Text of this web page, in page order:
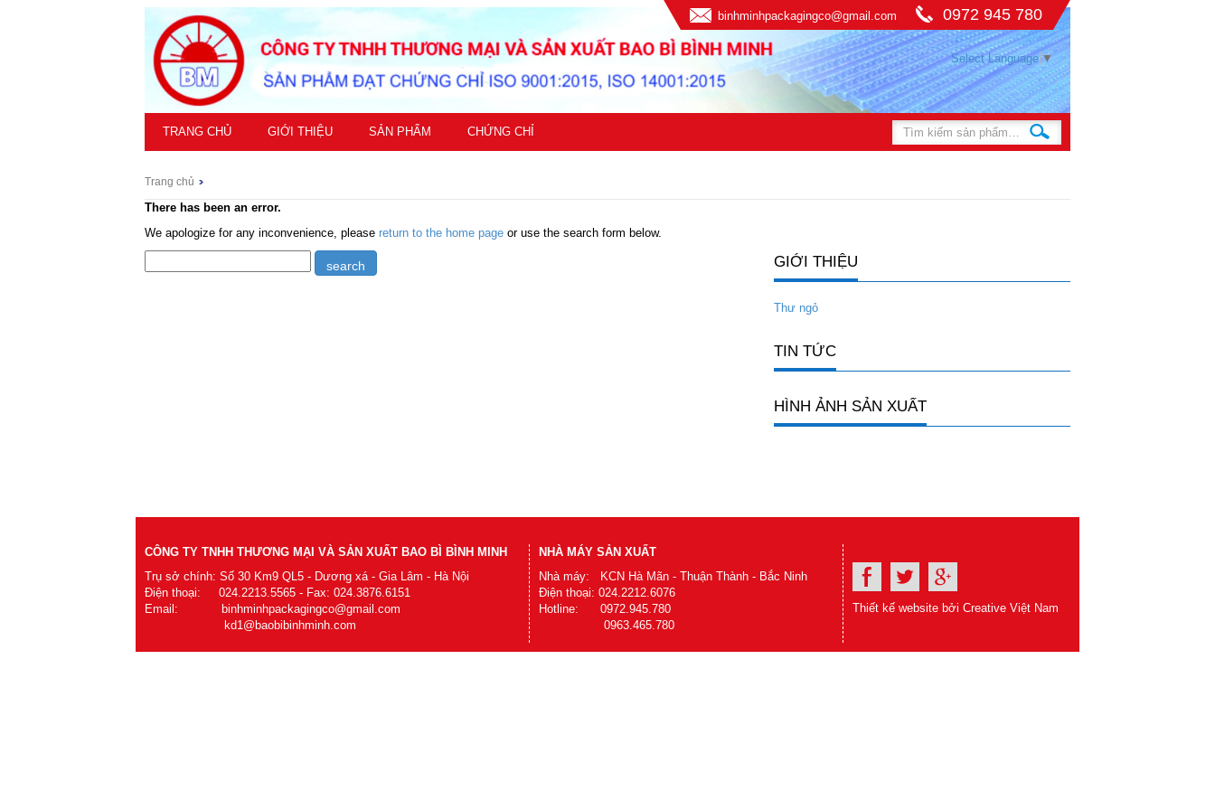
binhminhpackagingco@gmail.com 0972 945 780
Select Language ▼
TRANG CHỦ GIỚI THIỆU SẢN PHẨM CHỨNG CHỈ
Trang chủ
There has been an error.
We apologize for any inconvenience, please return to the home page or use the search form below.
GIỚI THIỆU
Thư ngỏ
TIN TỨC
HÌNH ẢNH SẢN XUẤT
CÔNG TY TNHH THƯƠNG MẠI VÀ SẢN XUẤT BAO BÌ BÌNH MINH
Trụ sở chính: Số 30 Km9 QL5 - Dương xá - Gia Lâm - Hà Nội
Điện thoại: 024.2213.5565 - Fax: 024.3876.6151
Email: binhminhpackagingco@gmail.com
kd1@baobibinhminh.com
NHÀ MÁY SẢN XUẤT
Nhà máy: KCN Hà Mãn - Thuận Thành - Bắc Ninh
Điện thoại: 024.2212.6076
Hotline: 0972.945.780
0963.465.780
Thiết kế website bởi Creative Việt Nam